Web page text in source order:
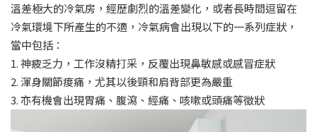
溫差極大的冷氣房，經歷劇烈的溫差變化，或者長時間逗留在
冷氣環境下所產生的不適，冷氣病會出現以下的一系列症狀，
當中包括：
1. 神疲乏力，工作沒精打采，反覆出現鼻敏感或感冒症狀
2. 渾身關節痠痛，尤其以後頸和肩背部更為嚴重
3. 亦有機會出現胃痛、腹瀉、經痛、咳嗽或頭痛等徵狀